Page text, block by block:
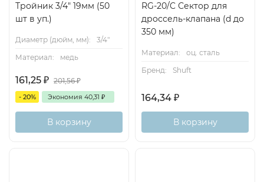
Тройник 3/4" 19мм (50
шт в уп.)
Диаметр (дюйм, мм):
3/4"
Материал:
медь
161,25 ₽ 201,56₽
- 20% Экономия 40,31 ₽
В корзину
RG-20/C Сектор для
дроссель-клапана (d до
350 мм)
Материал:
оц. сталь
Бренд:
Shuft
164,34 ₽
В корзину